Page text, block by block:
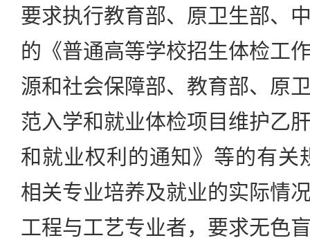
要求执行教育部、原卫生部、
的《普通高等学校招生体检工
源和社会保障部、教育部、原
范入学和就业体检项目维护乙
和就业权利的通知》等的有关
相关专业培养及就业的实际情
工程与工艺专业者，要求无色